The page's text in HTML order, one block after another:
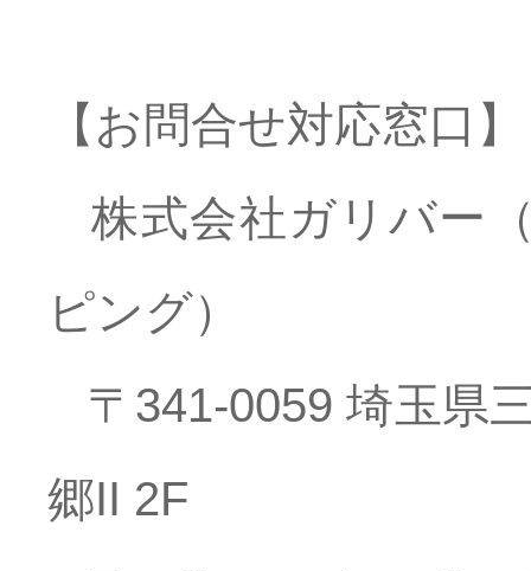
【お問合せ対応窓口】
株式会社ガリバー
ピング）
〒341-0059 埼玉県
郷II 2F